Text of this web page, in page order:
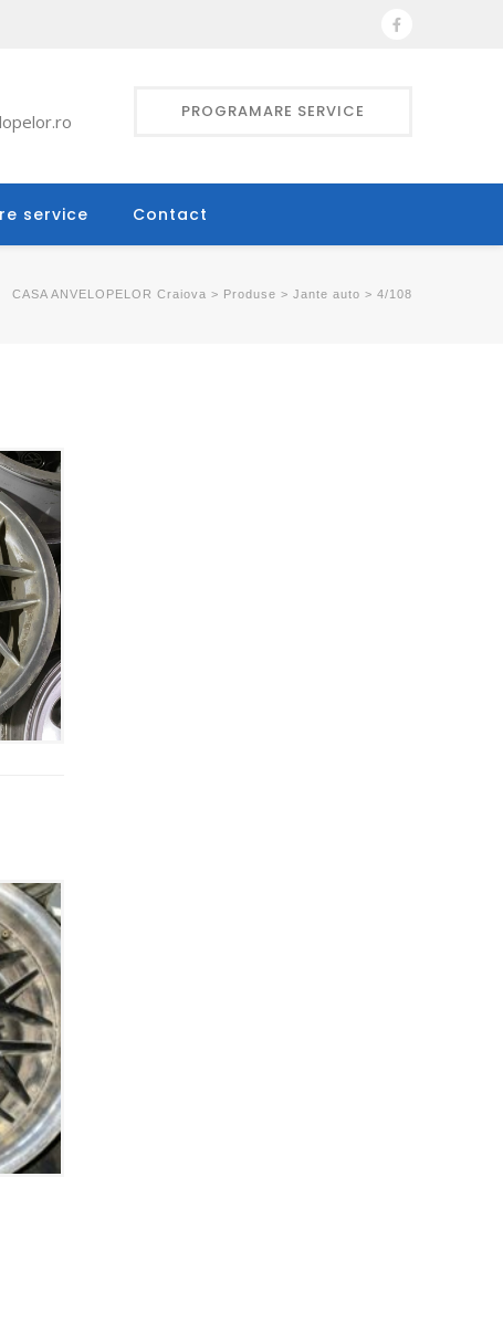
PROGRAMARE SERVICE
service Contact
CASA ANVELOPELOR Craiova > Produse > Jante auto > 4/108